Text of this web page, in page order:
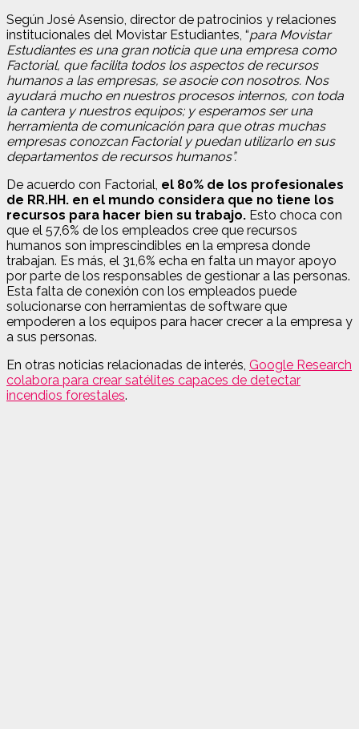
Según José Asensio, director de patrocinios y relaciones
institucionales del Movistar Estudiantes, “para Movistar
Estudiantes es una gran noticia que una empresa como
Factorial, que facilita todos los aspectos de recursos
humanos a las empresas, se asocie con nosotros. Nos
ayudará mucho en nuestros procesos internos, con toda
la cantera y nuestros equipos; y esperamos ser una
herramienta de comunicación para que otras muchas
empresas conozcan Factorial y puedan utilizarlo en sus
departamentos de recursos humanos”.
De acuerdo con Factorial, el 80% de los profesionales
de RR.HH. en el mundo considera que no tiene los
recursos para hacer bien su trabajo. Esto choca con
que el 57,6% de los empleados cree que recursos
humanos son imprescindibles en la empresa donde
trabajan. Es más, el 31,6% echa en falta un mayor apoyo
por parte de los responsables de gestionar a las personas.
Esta falta de conexión con los empleados puede
solucionarse con herramientas de software que
empoderen a los equipos para hacer crecer a la empresa y
a sus personas.
En otras noticias relacionadas de interés, Google Research
colabora para crear satélites capaces de detectar
incendios forestales.